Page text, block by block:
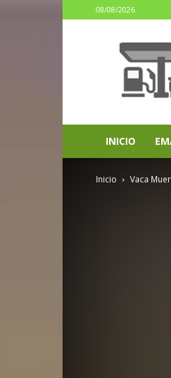
08/08/2026
INICIO
Inicio Vaca